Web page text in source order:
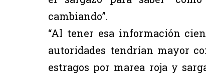
cambiando”.
“Al tener esa información
autoridades tendrían mayor
estragos por marea roja y